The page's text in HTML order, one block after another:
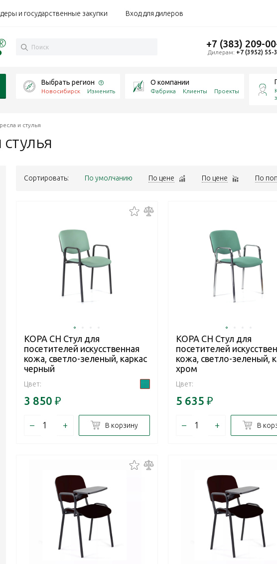
и государственные закупки Вход для дилеров
+7 (383) 209-
Дилерам: +7 (3952) 55-
Выбрать регион
Новосибирск Изменить
О компании
Фабрика Клиенты Проекты
и стулья
стулья
Сортировать: По умолчанию По цене По цене По
КОРА CH Стул для
посетителей искусственная
кожа, светло-зеленый, каркас
черный
Цвет:
3 850 ₽
– + В корзину
КОРА CH Стул для
посетителей
кожа, светло-зеленый,
хром
Цвет:
5 635 ₽
– + В